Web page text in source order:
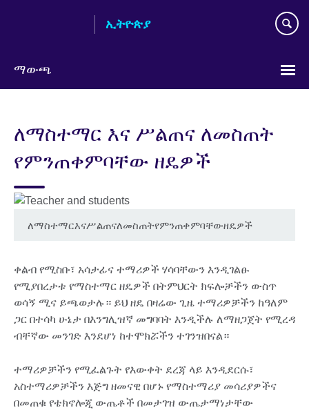
ኢትዮጵያ
ማውጫ
language
ለማስተማር እና ሥልጠና ለመስጠት
የምንጠቀምባቸው ዘዴዎች
ለማስተማርእናሥልጠናለመስጠትየምንጠቀምባቸውዘዴዎች
ቀልብ የሚስቡ፣ አሳታፊና ተማሪዎች ሃሳባቸውን እንዲገልፁ
የሚያበረታቱ የማስተማር ዘዴዎች በትምህርት ክፍሎቻችን ውስጥ
ወሳኝ ሚና ይጫወታሉ። ይህ ዘዴ በዛሬው ጊዜ ተማሪዎቻችን ከዓለም
ጋር በተሳካ ሁኔታ በእንግሊዝኛ መግባባት እንዲችሉ ለማዘጋጀት የሚረዳ
ብቸኛው መንገድ እንደሆነ ከተሞክሯችን ተገንዝበናል።
ተማሪዎቻችን የሚፈልጉት የእውቀት ደረጃ ላይ እንዲደርሱ፣
አስተማሪዎቻችን እጅግ ዘመናዊ በሆኑ የማስተማሪያ መሳሪያዎችና
በመጠቁ የቴክኖሎጂ ውጤቶች በመታገዝ ውጤታማነታቸው